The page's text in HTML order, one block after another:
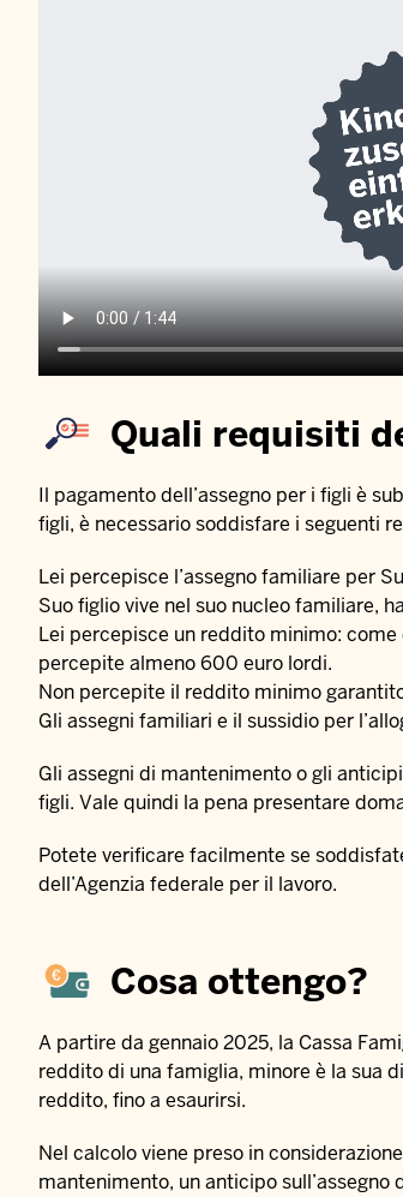
Quali requisiti
Il pagamento dell’assegno per i figli è
figli, è necessario soddisfare i seguenti
Lei percepisce l’assegno familiare per
Suo figlio vive nel suo nucleo familiare,
Lei percepisce un reddito minimo:
percepite almeno 600 euro lordi.
Non percepite il reddito minimo
Gli assegni familiari e il sussidio per
Gli assegni di mantenimento o gli
figli. Vale quindi la pena presentare
Potete verificare facilmente se
dell’Agenzia federale per il lavoro.
Cosa ottengo?
A partire da gennaio 2025, la Cassa
reddito di una famiglia, minore è la sua
reddito, fino a esaurirsi.
Nel calcolo viene preso in
mantenimento, un anticipo